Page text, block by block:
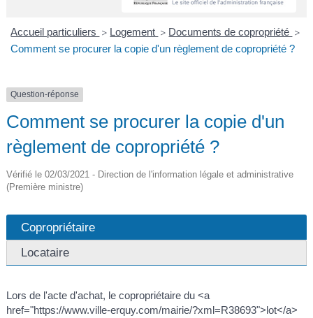
R
Accueil particuliers > Logement > Documents de copropriété >
Comment se procurer la copie d'un règlement de copropriété ?
Question-réponse
Comment se procurer la copie d'un
règlement de copropriété ?
Vérifié le 02/03/2021 - Direction de l'information légale et administrative
(Première ministre)
Copropriétaire
Locataire
Lors de l'acte d'achat, le copropriétaire du <a
href="https://www.ville-erquy.com/mairie/?xml=R38693">lot</a>